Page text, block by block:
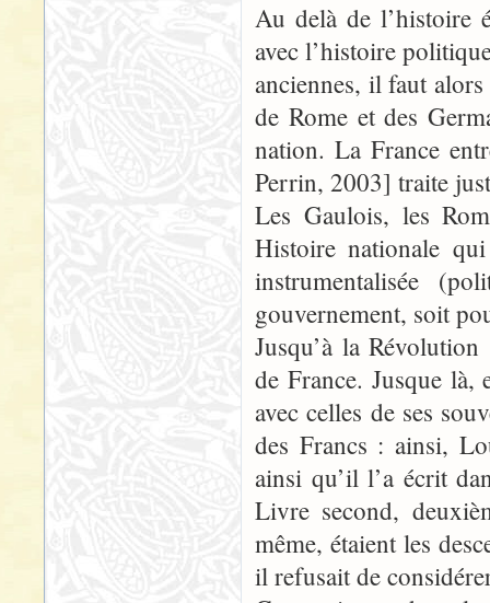
Au delà de l’histoire
avec l’histoire
anciennes, il faut
de Rome et des
nation. La France
Perrin, 2003] traite
Les Gaulois, les
Histoire nationale
instrumentalisée
gouvernement, soit
Jusqu’à la
de France. Jusque là,
avec celles de ses
des Francs : ainsi,
ainsi qu’il l’a écrit
Livre second,
même, étaient les
il refusait de